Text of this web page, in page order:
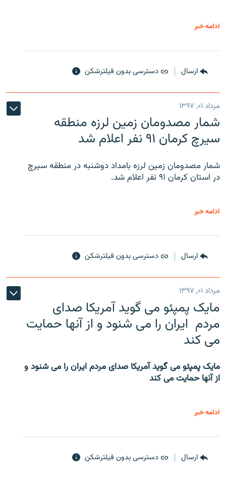
ادامه خبر
ارسال دسترسی بدون فیلترشکن
مرداد ۰۱, ۱۳۹۷
شمار مصدومان زمین لرزه منطقه
سیرچ کرمان ۹۱ نفر اعلام شد
شمار مصدومان زمین لرزه بامداد دوشنبه در منطقه سیرچ
در استان کرمان ۹۱ نفر اعلام شد.
ادامه خبر
ارسال دسترسی بدون فیلترشکن
مرداد ۰۱, ۱۳۹۷
مایک پمپئو می گوید آمریکا صدای
مردم ایران را می شنود و از آنها حمایت
می کند
مایک پمپئو می گوید آمریکا صدای مردم ایران را می شنود و
از آنها حمایت می کند
ادامه خبر
ارسال دسترسی بدون فیلترشکن